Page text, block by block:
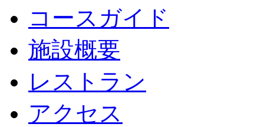
コースガイド
施設概要
レストラン
アクセス